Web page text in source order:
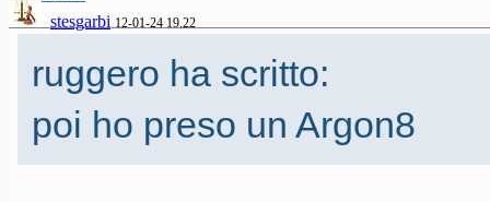
questo synth può rendere al
programmarlo a dovere.
Ho la sensazione che lo
stesgarbi 12-01-24 19.22
ruggero ha scritto:
poi ho preso un Argon8